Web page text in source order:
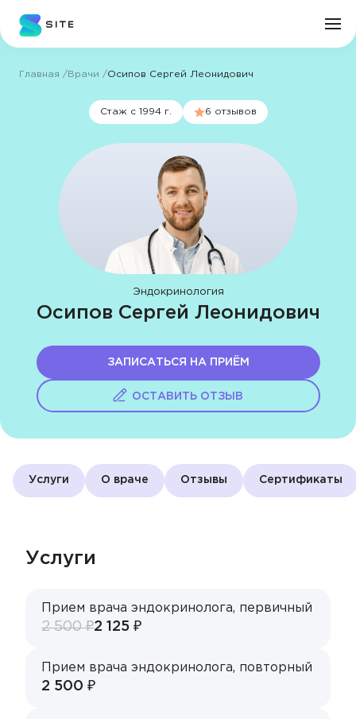
Личный кабинет
Услуги
Пациенту
Акции
Контакты
ЗАПИСЬ НА ПРИЁМ
Главная Врачи Осипов Сергей Леонидович
Стаж с 1994 г. 6 отзывов
Эндокринология
Осипов Сергей Леонидович
ЗАПИСАТЬСЯ НА ПРИЁМ
ОСТАВИТЬ ОТЗЫВ
Услуги О враче Отзывы Cертификаты
Услуги
Прием врача эндокринолога, первичный
2 500 ₽2 125 ₽
Прием врача эндокринолога, повторный
2 500 ₽